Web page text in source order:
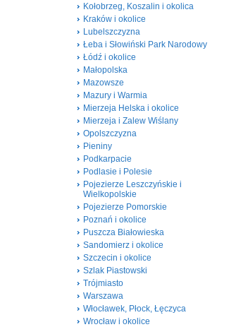
Kołobrzeg, Koszalin i okolica
Kraków i okolice
Lubelszczyzna
Łeba i Słowiński Park Narodowy
Łódź i okolice
Małopolska
Mazowsze
Mazury i Warmia
Mierzeja Helska i okolice
Mierzeja i Zalew Wiślany
Opolszczyzna
Pieniny
Podkarpacie
Podlasie i Polesie
Pojezierze Leszczyńskie i
Wielkopolskie
Pojezierze Pomorskie
Poznań i okolice
Puszcza Białowieska
Sandomierz i okolice
Szczecin i okolice
Szlak Piastowski
Trójmiasto
Warszawa
Włocławek, Płock, Łęczyca
Wrocław i okolice